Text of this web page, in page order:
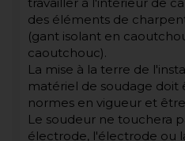
des éléments de
(gant isolant en
caoutchouc).
La mise à la terre de
matériel de soudage doit
normes en vigueur et
Le soudeur ne touchera
électrode, l'électrode ou